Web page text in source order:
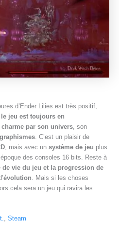
d’Ender Lilies est très positif,
le jeu est toujours en
par son univers , son
graphismes . C’est un plaisir de
, mais avec un système de jeu plus
des consoles 16 bits. Reste à
de vie du jeu et la progression de
évolution . Mais si les choses
cela sera un jeu qui ravira les
, Steam